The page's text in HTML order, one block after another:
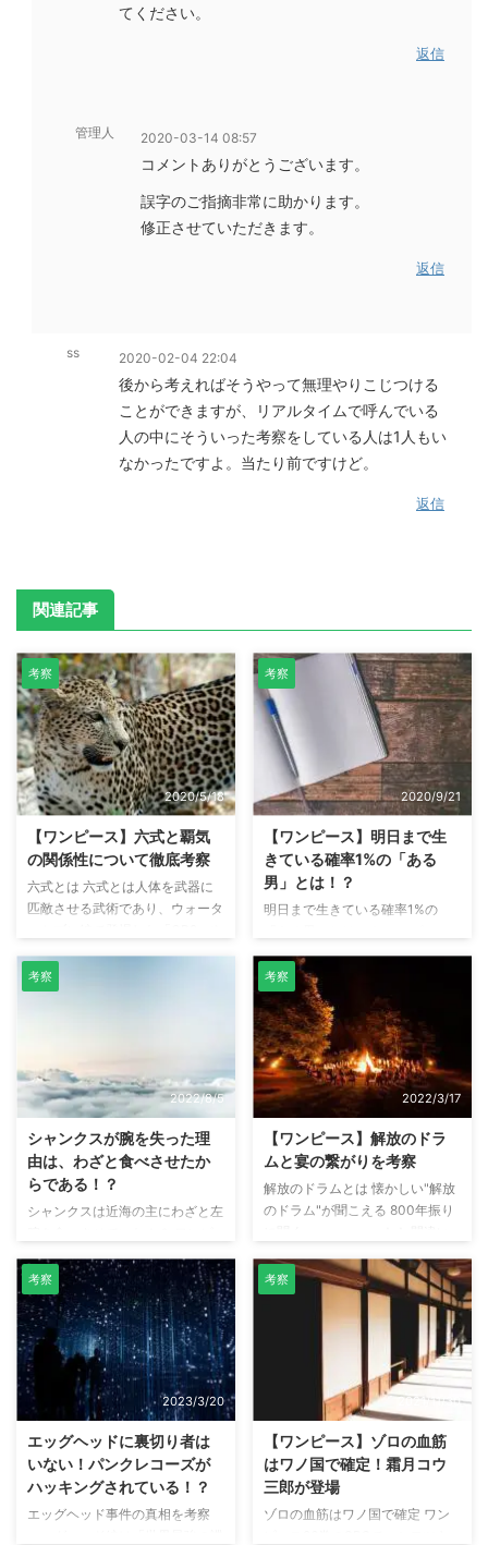
てください。
返信
管理人 2020-03-14 08:57
コメントありがとうございます。
誤字のご指摘非常に助かります。
修正させていただきます。
返信
ss 2020-02-04 22:04
後から考えればそうやって無理やりこじつける
ことができますが、リアルタイムで呼んでいる
人の中にそういった考察をしている人は1人もい
なかったですよ。当たり前ですけど。
返信
関連記事
考察
2020/5/18
【ワンピース】六式と覇気
の関係性について徹底考察
六式とは 六式とは人体を武器に
匹敵させる武術であり、ウォータ
将、パンクハザード編で登場した
「ヴェルゴ」が六式を使用してい
ミエ）は見聞色の覇気に近い技と
いえます。 本記事では、六式と
れたシーンを参考に考察していま
す。 六式とは「覇気」を纏った
体技なのか！？ 「六式とは「覇
気」を纏った体技なのか！？」と
考察
2020/9/21
【ワンピース】明日まで生
きている確率1%の「ある
男」とは！？
明日まで生きている確率1%の
第990話で、バジル・ホーキンス
は「ある男」が明日まで生きてい
る確率を占っていました。そし
て、その確率は1%。 その占い結
果を聞いた、X・ドレークは「1%
か不憫だ」と話しています。 本
記事では、バジル・ホーキンスが
占った「ある男」とは誰なのか考
察しています。 [予想1：大本命]
X・ドレーク ホーキンスが占いを
した後に、ドレークは裏切り者で
あることがバレ、クイーンとフー
ズ・フーに追い詰められていま
スは「お前しか考えられ ...
考察
2022/8/5
シャンクスが腕を失った理
由は、わざと食べさせたか
らである！？
シャンクスは近海の主にわざと左
ース第1054話 シャンクスの過去
回想シーンで驚くべきシーンがあ
りました。 それは、近海の主に
食べられそうになっているとき、
シャンクスが笑っているのです。
これってシャンクス、わざと左腕
を食べられたのかな？ また、こ
の回想シーンは気になる所があり
ます。それはシャンクスが黒いマ
ントを羽織っている所です。 ワ
ンピース第1話のときは、黒いマ
ントなんて羽織っていませんでし
た。ただの書き間違いでコミック
考察
2022/3/17
【ワンピース】解放のドラ
ムと宴の繋がりを考察
解放のドラムとは 懐かしい"解放
のドラム"が聞こえる 800年振り
が・・・！！ 出典：ワンピース
第1043話 ワンピース第1043話
で、象主（ズニーシャ）が話
す"解放のドラム"。「ドンドット
ット」という音がなっています。
この「ドンドットット」という
音、どこかで聞いたことがある音
スでは、ほとんどのエピソード
で"宴"をしています。ルフィ
が"宴"を好きなので、ただやって
いるだけかと思っていましたが、
考察
2023/3/20
エッグヘッドに裏切り者は
いない！パンクレコーズが
ハッキングされている！？
エッグヘッド事件の真相を考察
考察
2021/11/30
【ワンピース】ゾロの血筋
はワノ国で確定！霜月コウ
三郎が登場
ゾロの血筋はワノ国で確定 ワン